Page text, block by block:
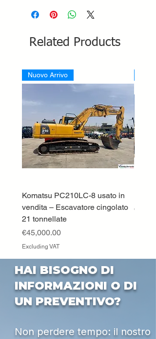
Related Products
Nuovo Arrivo
Komatsu PC210LC-8 usato in
vendita – Escavatore cingolato
21 tonnellate
Price
€45,000.00
Excluding VAT
Price
HAI BISOGNO DI
INFORMAZIONI O DI
UN PREVENTIVO?
Non perdere tempo: il nostro